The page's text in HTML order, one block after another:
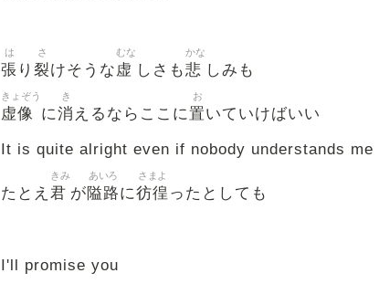
張
は
り 裂
さ
けそうな 虚
むな
しさも悲
かな
しみも
虚像
きょぞう
に消
き
えるならここに置
お
いていけばいい
It is quite alright even if nobody understands me
たとえ 君
きみ
が隘路
あいろ
に彷徨
さまよ
ったとしても
I'll promise you